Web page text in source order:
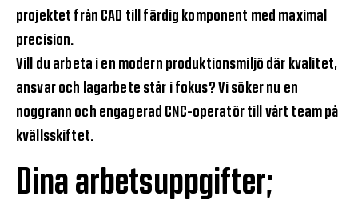
projektet från CAD till färdig komponent med maximal
precision.
Vill du arbeta i en modern produktionsmiljö där kvalitet,
ansvar och lagarbete står i fokus? Vi söker nu en
noggrann och engagerad CNC-operatör till vårt team på
kvällsskiftet.
Dina arbetsuppgifter;